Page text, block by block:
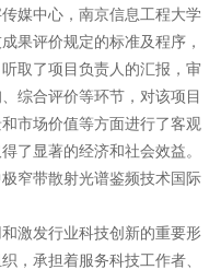
媒中心 ， 南京信息工程大学
果评价规定的标准及程序，
取了项目负责人的汇报，审
综合评价等环节，对该项目
市场价值等方面进行了客观
了显著的经济和社会效益。
窄带散射光谱鉴频技术国际
激发行业科技创新的重要形
，承担着服务科技工作者、